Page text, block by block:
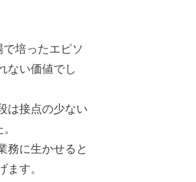
培ったエピソ
ない価値でし
は接点の少ない
務に生かせると
す。